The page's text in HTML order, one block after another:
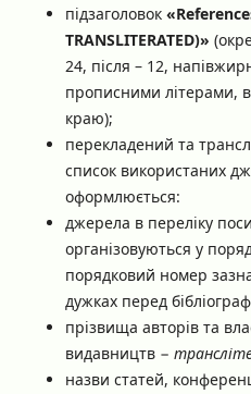
підзаголовок
TRANSLITERATED)»
24, після – 12,
прописними літерами,
краю);
перекладений та
список використаних
оформлюється:
джерела в переліку
організовуються у
порядковий номер
дужках перед
прізвища авторів та
видавництв −
назви статей,